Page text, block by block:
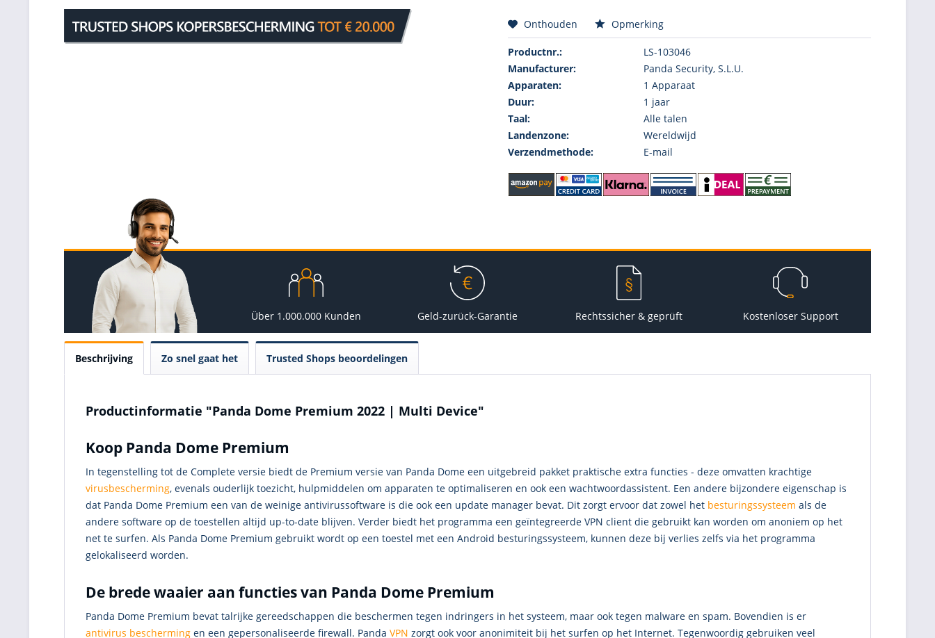
Onthouden Opmerking
Productnr.:
LS-103046
Manufacturer:
Panda Security, S.L.U.
Apparaten:
1 Apparaat
Duur:
1 jaar
Taal:
Alle talen
Landenzone:
Wereldwijd
Verzendmethode:
E-mail
Über 1.000.000 Kunden Geld-zurück-Garantie Rechtssicher & geprüft Kostenloser Support
Beschrijving Zo snel gaat het Trusted Shops beoordelingen
Productinformatie "Panda Dome Premium 2022 | Multi Device"
Koop Panda Dome Premium
In tegenstelling tot de Complete versie biedt de Premium versie van Panda Dome een uitgebreid pakket praktische extra functies - deze omvatten krachtige
virusbescherming, evenals ouderlijk toezicht, hulpmiddelen om apparaten te optimaliseren en ook een wachtwoordassistent. Een andere bijzondere eigenschap is
dat Panda Dome Premium een van de weinige antivirussoftware is die ook een update manager bevat. Dit zorgt ervoor dat zowel het besturingssysteem als de
andere software op de toestellen altijd up-to-date blijven. Verder biedt het programma een geïntegreerde VPN client die gebruikt kan worden om anoniem op het
net te surfen. Als Panda Dome Premium gebruikt wordt op een toestel met een Android besturingssysteem, kunnen deze bij verlies zelfs via het programma
gelokaliseerd worden.
De brede waaier aan functies van Panda Dome Premium
Panda Dome Premium bevat talrijke gereedschappen die beschermen tegen indringers in het systeem, maar ook tegen malware en spam. Bovendien is er
antivirus bescherming en een gepersonaliseerde firewall. Panda VPN zorgt ook voor anonimiteit bij het surfen op het Internet. Tegenwoordig gebruiken veel